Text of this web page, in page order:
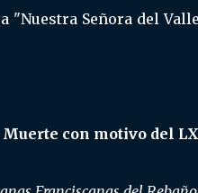
"Nuestra Señora del
con motivo del